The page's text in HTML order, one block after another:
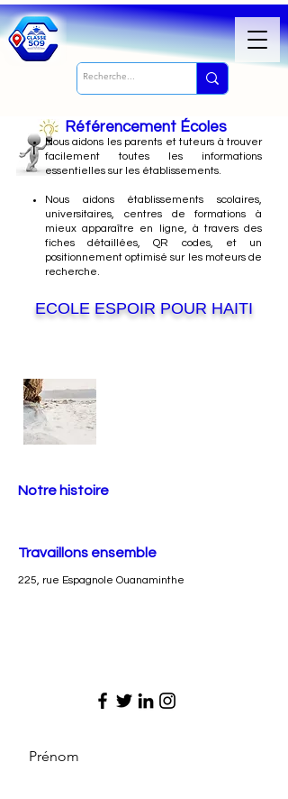
Référencement Écoles
Nousaidons les parents et tuteurs à trouver
facilement toutes les informations
essentielles sur les établissements.
Nous aidons établissements scolaires,
universitaires, centres de formations à
mieux apparaître en ligne, à travers des
fiches détaillées, QR codes, et un
positionnement optimisé sur les moteurs de
recherche.
ECOLE ESPOIR POUR HAITI
Notre histoire
Travaillons ensemble
225, rue Espagnole Ouanaminthe
Prénom